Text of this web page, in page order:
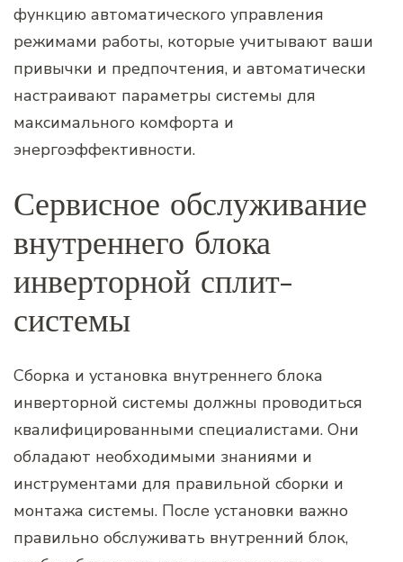
функцию автоматического управления
режимами работы, которые учитывают ваши
привычки и предпочтения, и автоматически
настраивают параметры системы для
максимального комфорта и
энергоэффективности.
Сервисное обслуживание
внутреннего блока
инверторной сплит-
системы
Сборка и установка внутреннего блока
инверторной системы должны проводиться
квалифицированными специалистами. Они
обладают необходимыми знаниями и
инструментами для правильной сборки и
монтажа системы. После установки важно
правильно обслуживать внутренний блок,